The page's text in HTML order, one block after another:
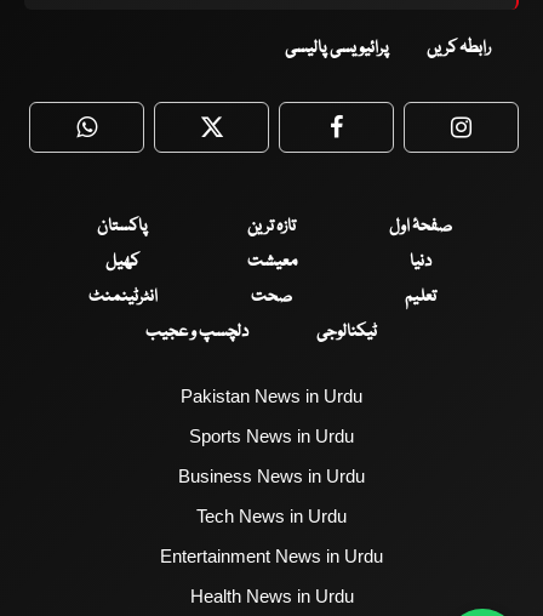
رابطہ کریں پرائیویسی پالیسی
WhatsApp Twitter Facebook
صفحۂ اول تازہ ترین
پاکستان
دنیا
معیشت
کھیل
تعلیم
صحت
انٹرٹینمنٹ
ٹیکنالوجی
دلچسپ و عجیب
Pakistan News in Urdu
Sports News in Urdu
Business News in Urdu
Tech News in Urdu
Entertainment News in Urdu
Health News in Urdu